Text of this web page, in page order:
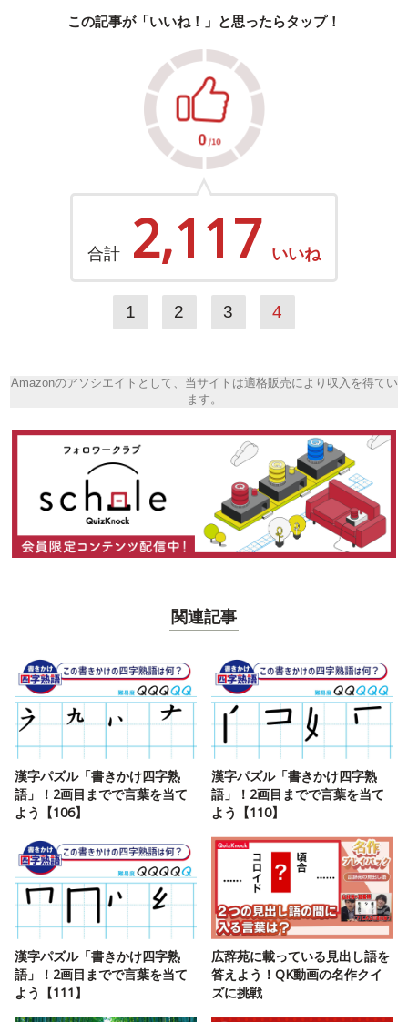
この記事が「いいね！」と思ったらタップ！
合計 2,117 いいね
1 2 3 4
Amazonのアソシエイトとして、当サイトは適格販売により収入を得てい
ます。
関連記事
漢字パズル「書きかけ四字熟
語」！2画目までで言葉を当て
よう【106】
漢字パズル「書きかけ四字熟
語」！2画目までで言葉を当て
よう【110】
漢字パズル「書きかけ四字熟
語」！2画目までで言葉を当て
よう【111】
広辞苑に載っている見出し語を
答えよう！QK動画の名作クイ
ズに挑戦